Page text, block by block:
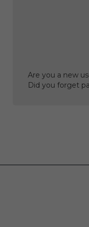
Are you a new
Did you forget